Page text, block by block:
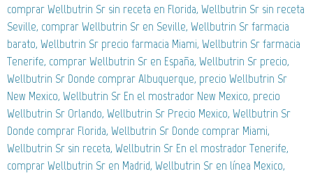
comprar Wellbutrin Sr sin receta en Florida, Wellbutrin Sr sin receta
Seville, comprar Wellbutrin Sr en Seville, Wellbutrin Sr farmacia
barato, Wellbutrin Sr precio farmacia Miami, Wellbutrin Sr farmacia
Tenerife, comprar Wellbutrin Sr en España, Wellbutrin Sr precio,
Wellbutrin Sr Donde comprar Albuquerque, precio Wellbutrin Sr
New Mexico, Wellbutrin Sr En el mostrador New Mexico, precio
Wellbutrin Sr Orlando, Wellbutrin Sr Precio Mexico, Wellbutrin Sr
Donde comprar Florida, Wellbutrin Sr Donde comprar Miami,
Wellbutrin Sr sin receta, Wellbutrin Sr En el mostrador Tenerife,
comprar Wellbutrin Sr en Madrid, Wellbutrin Sr en línea Mexico,